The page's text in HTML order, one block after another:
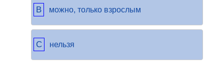
B можно, только взрослым
C нельзя